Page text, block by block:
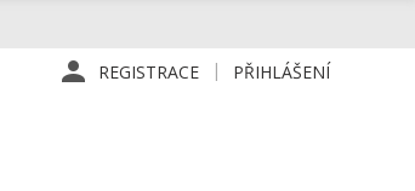
REGISTRACE PŘIHLÁŠENÍ